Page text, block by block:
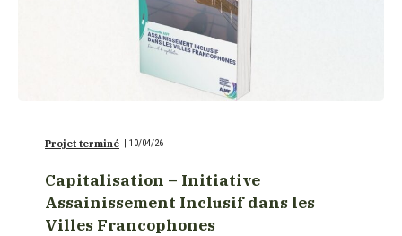
Projet terminé | 10/04/26
Capitalisation – Initiative
Assainissement Inclusif dans les
Villes Francophones